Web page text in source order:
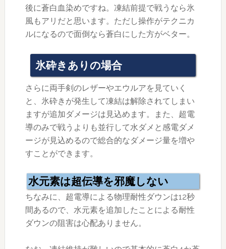
後に蒼白血染めですね。凍結前提で戦うなら氷
風もアリだと思います。ただし操作がテクニカ
ルになるので面倒なら蒼白にした方がベター。
氷砕きありの場合
さらに両手剣のレザーやエウルアを見ていく
と、氷砕きが発生して凍結は解除されてしまい
ますが追加ダメージは見込めます。また、超電
導のみで戦うよりも並行して水ダメと感電ダメ
ージが見込めるので総合的なダメージ量を増や
すことができます。
水元素は超伝導を邪魔しない
ちなみに、超電導による物理耐性ダウンは12秒
間あるので、水元素を追加したことによる耐性
ダウンの阻害は心配ありません。